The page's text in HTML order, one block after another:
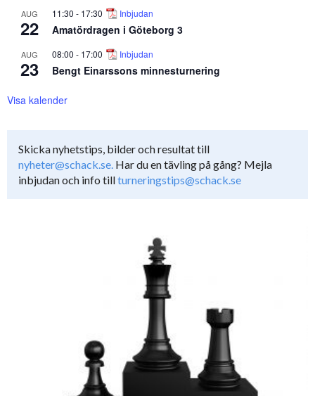
AUG
22
11:30 - 17:30 Inbjudan
Amatördragen i Göteborg 3
AUG
23
08:00 - 17:00 Inbjudan
Bengt Einarssons minnesturnering
Visa kalender
Skicka nyhetstips, bilder och resultat till
nyheter@schack.se. Har du en tävling på gång? Mejla
inbjudan och info tillturneringstips@schack.se